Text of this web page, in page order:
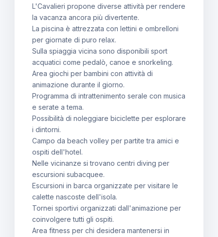
L'Cavalieri propone diverse attività per rendere
la vacanza ancora più divertente.
La piscina è attrezzata con lettini e ombrelloni
per giornate di puro relax.
Sulla spiaggia vicina sono disponibili sport
acquatici come pedalò, canoe e snorkeling.
Area giochi per bambini con attività di
animazione durante il giorno.
Programma di intrattenimento serale con musica
e serate a tema.
Possibilità di noleggiare biciclette per esplorare
i dintorni.
Campo da beach volley per partite tra amici e
ospiti dell'hotel.
Nelle vicinanze si trovano centri diving per
escursioni subacquee.
Escursioni in barca organizzate per visitare le
calette nascoste dell'isola.
Tornei sportivi organizzati dall'animazione per
coinvolgere tutti gli ospiti.
Area fitness per chi desidera mantenersi in